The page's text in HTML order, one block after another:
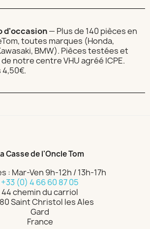
d'occasion— Plus de 140 pièces en
toutes marques (Honda,
BMW). Pièces testées et
notre centre VHU agréé ICPE.
4,50€.
Casse de l'Oncle Tom
: Mar-Ven 9h-12h / 13h-17h
+33 (0) 4 66 60 87 05
44 chemin du carriol
Saint Christol les Ales
Gard
France